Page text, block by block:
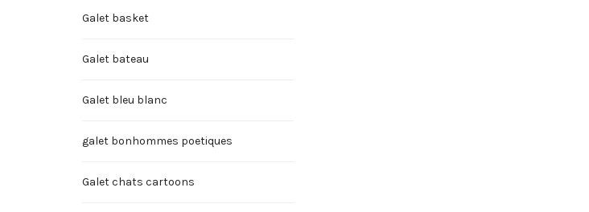
Galet basket
Galet bateau
Galet bleu blanc
galet bonhommes poetiques
Galet chats cartoons